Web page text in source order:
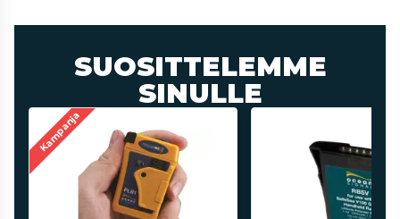
SUOSITTELEMME
SINULLE
Kampanja